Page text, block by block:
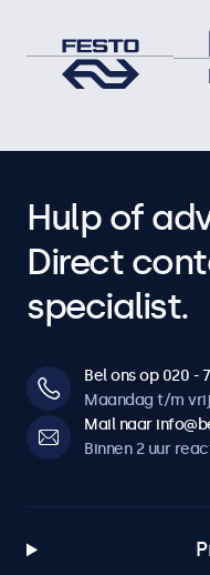
Hulp of
Direct
specialist.
Bel ons op 020 -
Maandag t/m
Mail naar
Binnen 2 uur